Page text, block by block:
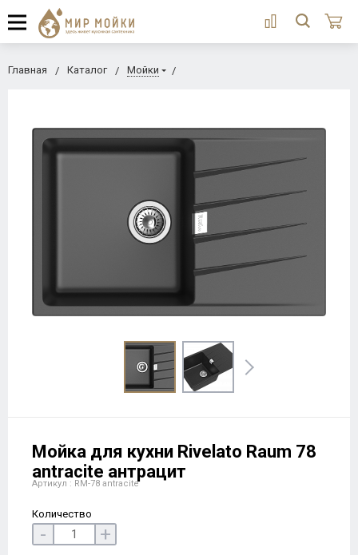
Главная Каталог Мойки
Мойка для кухни Rivelato Raum 78
antracite антрацит
Артикул : RM-78 antracite
Количество
- +